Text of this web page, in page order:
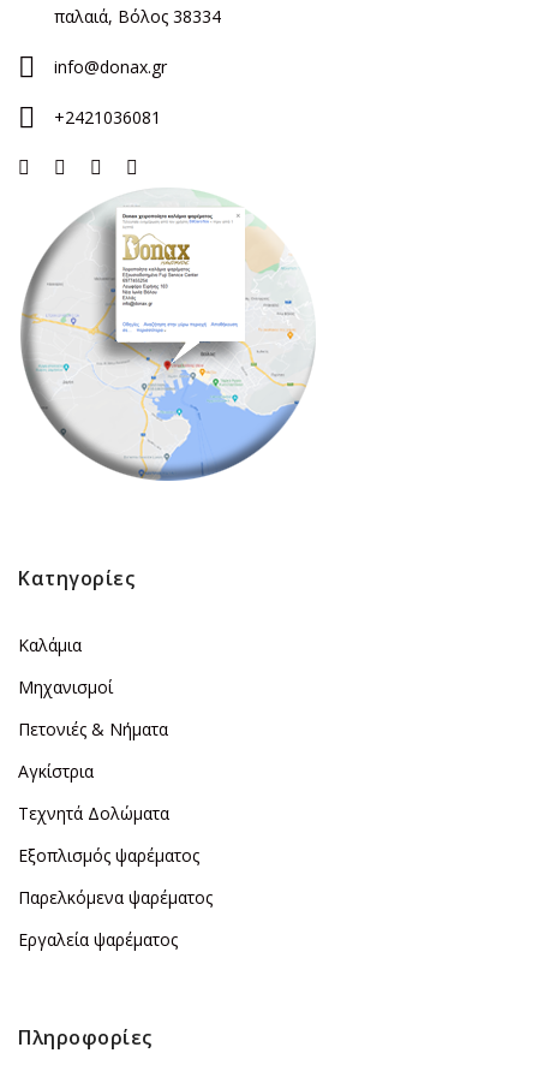
παλαιά, Βόλος 38334
info@donax.gr
+2421036081
Κατηγορίες
Καλάμια
Μηχανισμοί
Πετονιές & Νήματα
Αγκίστρια
Τεχνητά Δολώματα
Εξοπλισμός ψαρέματος
Παρελκόμενα ψαρέματος
Εργαλεία ψαρέματος
Πληροφορίες